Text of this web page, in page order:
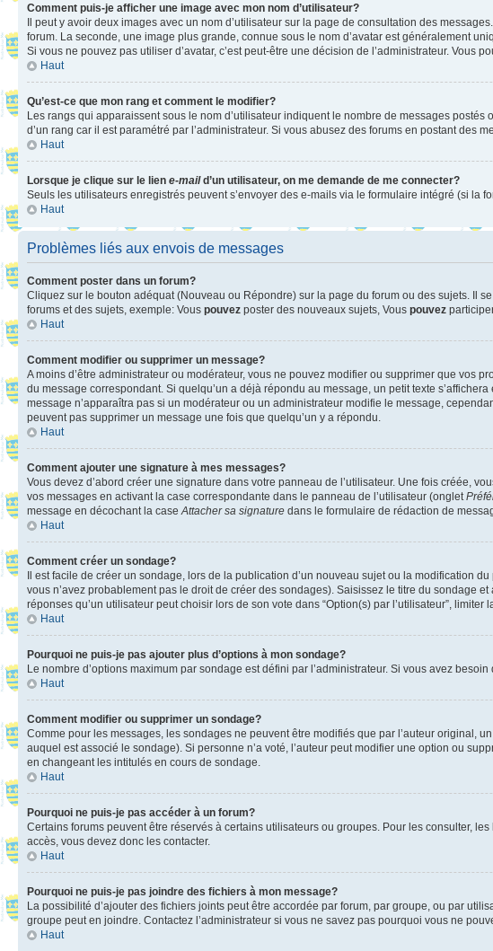
Comment puis-je afficher une image avec mon nom d’utilisateur?
Il peut y avoir deux images avec un nom d’utilisateur sur la page de consultation des
forum. La seconde, une image plus grande, connue sous le nom d’avatar est généralement
Si vous ne pouvez pas utiliser d’avatar, c’est peut-être une décision de l’administrateur. Vous
Haut
Qu’est-ce que mon rang et comment le modifier?
Les rangs qui apparaissent sous le nom d’utilisateur indiquent le nombre de messages
d’un rang car il est paramétré par l’administrateur. Si vous abusez des forums en postant des
Haut
Lorsque je clique sur le lien e-maild’un utilisateur, on me demande de me connecter?
Seuls les utilisateurs enregistrés peuvent s’envoyer des e-mails via le formulaire intégré (si la
Haut
Problèmes liés aux envois de messages
Comment poster dans un forum?
Cliquez sur le bouton adéquat (Nouveau ou Répondre) sur la page du forum ou des sujets. Il
forums et des sujets, exemple: Vous pouvez poster des nouveaux sujets, Vous pouvez
Haut
Comment modifier ou supprimer un message?
A moins d’être administrateur ou modérateur, vous ne pouvez modifier ou supprimer que vos
du message correspondant. Si quelqu’un a déjà répondu au message, un petit texte
message n’apparaîtra pas si un modérateur ou un administrateur modifie le message,
peuvent pas supprimer un message une fois que quelqu’un y a répondu.
Haut
Comment ajouter une signature à mes messages?
Vous devez d’abord créer une signature dans votre panneau de l’utilisateur. Une fois créée,
vos messages en activant la case correspondante dans le panneau de l’utilisateur (onglet
message en décochant la case Attacher sa signature dans le formulaire de rédaction de
Haut
Comment créer un sondage?
Il est facile de créer un sondage, lors de la publication d’un nouveau sujet ou la modification
vous n’avez probablement pas le droit de créer des sondages). Saisissez le titre du sondage
réponses qu’un utilisateur peut choisir lors de son vote dans “Option(s) par l’utilisateur”,
Haut
Pourquoi ne puis-je pas ajouter plus d’options à mon sondage?
Le nombre d’options maximum par sondage est défini par l’administrateur. Si vous avez besoin
Haut
Comment modifier ou supprimer un sondage?
Comme pour les messages, les sondages ne peuvent être modifiés que par l’auteur original,
auquel est associé le sondage). Si personne n’a voté, l’auteur peut modifier une option ou
en changeant les intitulés en cours de sondage.
Haut
Pourquoi ne puis-je pas accéder à un forum?
Certains forums peuvent être réservés à certains utilisateurs ou groupes. Pour les consulter,
accès, vous devez donc les contacter.
Haut
Pourquoi ne puis-je pas joindre des fichiers à mon message?
La possibilité d’ajouter des fichiers joints peut être accordée par forum, par groupe, ou par
groupe peut en joindre. Contactez l’administrateur si vous ne savez pas pourquoi vous ne
Haut